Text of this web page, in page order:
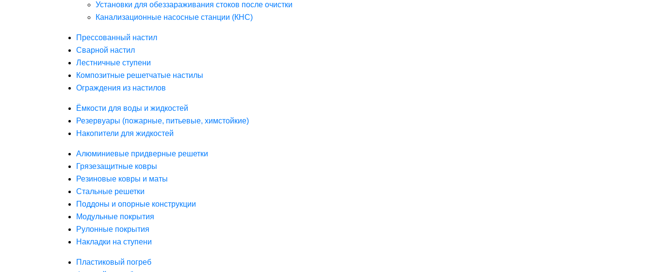
Установки для обеззараживания стоков после очистки
Канализационные насосные станции (КНС)
Прессованный настил
Сварной настил
Лестничные ступени
Композитные решетчатые настилы
Ограждения из настилов
Ёмкости для воды и жидкостей
Резервуары (пожарные, питьевые, химстойкие)
Накопители для жидкостей
Алюминиевые придверные решетки
Грязезащитные ковры
Резиновые ковры и маты
Стальные решетки
Поддоны и опорные конструкции
Модульные покрытия
Рулонные покрытия
Накладки на ступени
Пластиковый погреб